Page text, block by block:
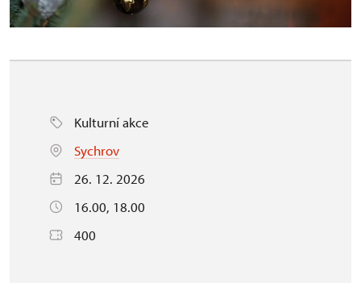
Kulturní akce
Sychrov
26. 12. 2026
16.00, 18.00
400